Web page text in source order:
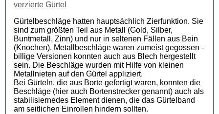
verzierte Gürtel
Gürtelbeschläge hatten hauptsächlich Zierfunktion. Sie
sind zum größten Teil aus Metall (Gold, Silber,
Buntmetall, Zinn) und nur in seltenen Fällen aus Bein
(Knochen). Metallbeschläge waren zumeist gegossen -
billige Versionen konnten auch aus Blech hergestellt
sein. Die Beschläge wurden mit Hilfe von kleinen
Metallnieten auf den Gürtel appliziert.
Bei Gürteln, die aus Borte gefertigt waren, konnten die
Beschläge (hier auch Bortenstrecker genannt) auch als
stabilisiernedes Element dienen, die das Gürtelband
am seitlichen Einrollen hindern sollten.